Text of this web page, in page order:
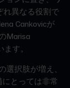
れ異なる役割で
Cankovicが
Marisa
ます。
選択肢が増え、
とっては非常